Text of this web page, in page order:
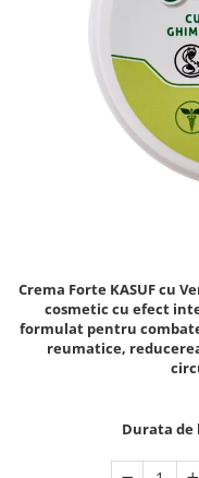
Tranzit intestinal
Colesterol & tensiune
Sănătatea copiilor
Performanta sportiva
Creme cu SPF
Geluri de curățare
Creme pentru ochi
Balsam buze
Îngrijirea Corpului
Uleiuri de corp
Curcumin (Turmeric)
Ghimbir
Ginkgo biloba
Crema Forte KASUF cu
cosmetic cu efect
formulat pentru
reumatice,
Durata de